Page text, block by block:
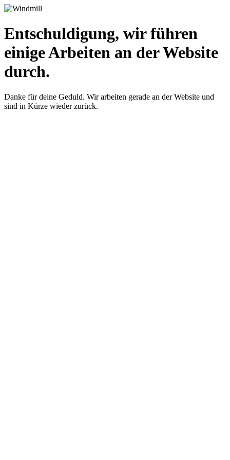
Entschuldigung, wir führen
einige Arbeiten an der Website
durch.
Danke für deine Geduld. Wir arbeiten gerade an der Website und
sind in Kürze wieder zurück.